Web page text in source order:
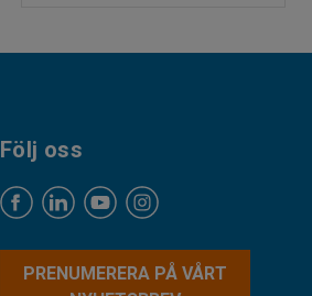
Följ oss
PRENUMERERA PÅ VÅRT